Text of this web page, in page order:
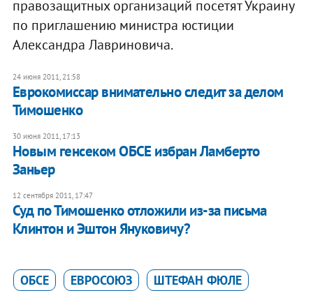
правозащитных организаций посетят Украину
по приглашению министра юстиции
Александра Лавриновича.
24 июня 2011, 21:58
Еврокомиссар внимательно следит за делом
Тимошенко
30 июня 2011, 17:13
Новым генсеком ОБСЕ избран Ламберто
Заньер
12 сентября 2011, 17:47
Суд по Тимошенко отложили из-за письма
Клинтон и Эштон Януковичу?
ОБСЕ ЕВРОСОЮЗ ШТЕФАН ФЮЛЕ